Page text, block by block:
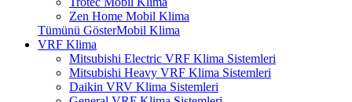
Zen Home Mobil Klima
Tümünü GösterMobil Klima
VRF Klima
Mitsubishi Electric VRF Klima Sistemleri
Mitsubishi Heavy VRF Klima Sistemleri
Daikin VRV Klima Sistemleri